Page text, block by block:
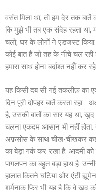
वसंत मिला था, तो हम देर तक
कि मुझे भी तब एक संदेह रहता
चलो, घर के लोगों ने एडजस्ट
कोई बात है जो तह के नीचे चल रही
हमारा साथ होना बर्दाश्त नहीं कर
यह किसी दब सी गई तकलीफ़
दिन पूरी दोपहर बातें करता
है, उसकी बातों का सार यह था,
चलना एकदम आसान भी नहीं
अफ़सोस के साथ चीख-चीखकर कहना
का बेड़ा गर्क कर रखा है. आदमी को
पागलपन का बहुत बड़ा हाथ है.
हालात कितने घटिया और एंटी
शर्मनाक फिर भी यह है कि वे खुद